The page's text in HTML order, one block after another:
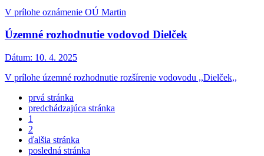
V prílohe oznámenie OÚ Martin
Územné rozhodnutie vodovod Dielček
Dátum: 10. 4. 2025
V prílohe územné rozhodnutie rozšírenie vodovodu ,,Dielček,,
prvá stránka
predchádzajúca stránka
1
2
ďalšia stránka
posledná stránka